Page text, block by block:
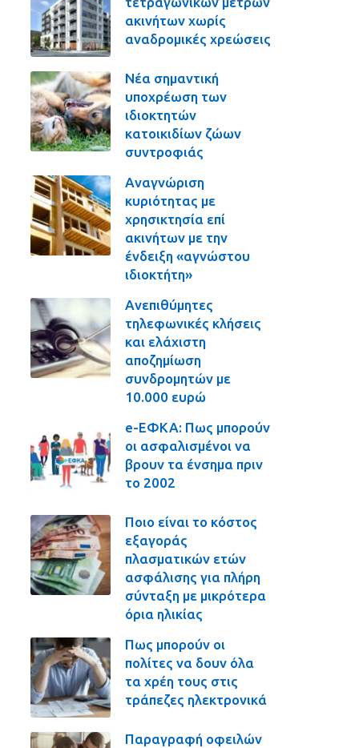
ακινήτων χωρίς
αναδρομικές χρεώσεις
Νέα σημαντική
υποχρέωση των
ιδιοκτητών
κατοικιδίων ζώων
συντροφιάς
Αναγνώριση
κυριότητας με
χρησικτησία επί
ακινήτων με την
ένδειξη «αγνώστου
ιδιοκτήτη»
Ανεπιθύμητες
τηλεφωνικές κλήσεις
και ελάχιστη
αποζημίωση
συνδρομητών με
10.000 ευρώ
e-ΕΦΚΑ: Πως μπορούν
οι ασφαλισμένοι να
βρουν τα ένσημα πριν
το 2002
Ποιο είναι το κόστος
εξαγοράς
πλασματικών ετών
ασφάλισης για πλήρη
σύνταξη με μικρότερα
όρια ηλικίας
Πως μπορούν οι
πολίτες να δουν όλα
τα χρέη τους στις
τράπεζες ηλεκτρονικά
Παραγραφή οφειλών